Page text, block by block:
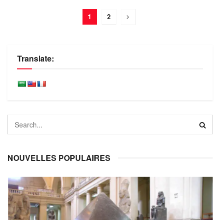
1 2
Translate:
NOUVELLES POPULAIRES